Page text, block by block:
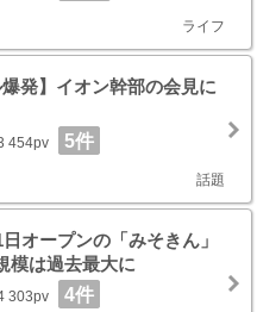
ライフ
発】イオン幹部の会見に
454pv 5件
話題
オープンの「みそきん」
は過去最大に
303pv 4件